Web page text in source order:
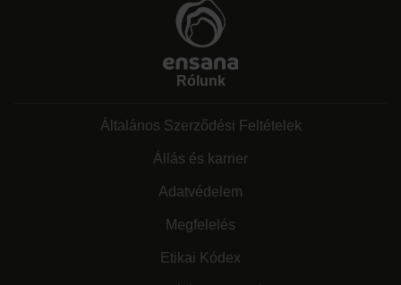
Rólunk
Általános Szerződési Feltételek
Állás és karrier
Adatvédelem
Megfelelés
Etikai Kódex